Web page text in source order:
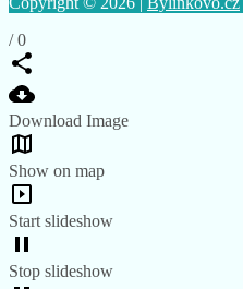
/0
Download Image
Show on map
Start slideshow
Stop slideshow